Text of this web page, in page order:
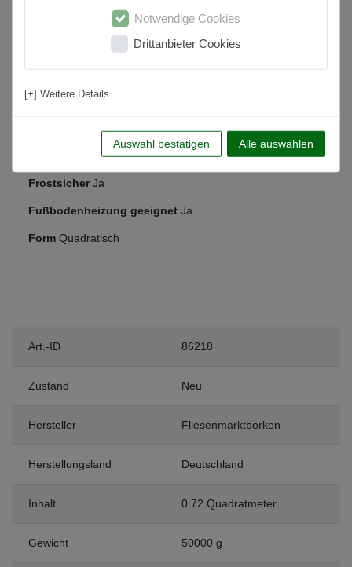
Natursteinoptik
Material Feinsteinzeug
Kantenbearbeitung
Nutzungsbereich Garten, Terrasse, Wintergarten
Boden
Frostsicher Ja
Fußbodenheizung geeignet Ja
Form Quadratisch
Art.-ID 86218
Zustand Neu
Hersteller Fliesenmarktborken
Herstellungsland Deutschland
Inhalt 0.72 Quadratmeter
Gewicht 50000 g
Notwendige Cookies
Drittanbieter Cookies
[+] Weitere Details
Auswahl bestätigen Alle auswählen